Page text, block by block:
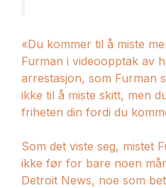
«Du kommer til å miste
Furman i videoopptak av
arrestasjon, som Furman
ikke til å miste skitt, men
friheten din fordi du
Som det viste seg, mistet
ikke før for bare noen
Detroit News, noe som